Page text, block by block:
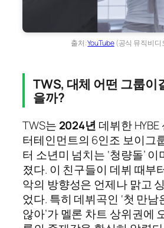
출처:YouTube(공식 뮤직비디
TWS, 대체 어떤 그룹이
을까?
TWS는 2024년 데뷔한 HYBE
터테인먼트의 6인조 보이그
터 소년미 넘치는 ‘청량돌’
졌다. 이 친구들이 데뷔 때부
악의 방향성은 언제나 맑고
었다. 특히 데뷔곡인 ‘첫 만
않아’가 멜론 차트 상위권에